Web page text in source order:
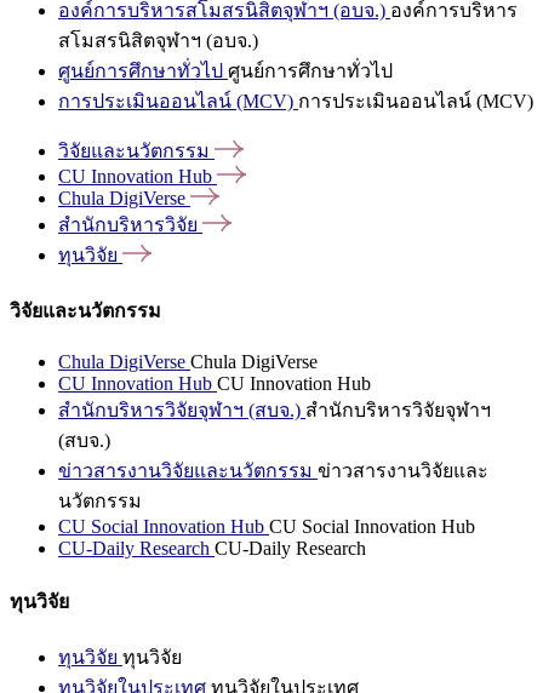
องค์การบริหารสโมสรนิสิตจุฬาฯ (อบจ.) องค์การบริหาร
สโมสรนิสิตจุฬาฯ (อบจ.)
ศูนย์การศึกษาทั่วไป ศูนย์การศึกษาทั่วไป
การประเมินออนไลน์ (MCV) การประเมินออนไลน์ (MCV)
วิจัยและนวัตกรรม
CU Innovation Hub
Chula DigiVerse
สำนักบริหารวิจัย
ทุนวิจัย
วิจัยและนวัตกรรม
Chula DigiVerse Chula DigiVerse
CU Innovation Hub CU Innovation Hub
สำนักบริหารวิจัยจุฬาฯ (สบจ.) สำนักบริหารวิจัยจุฬาฯ
(สบจ.)
ข่าวสารงานวิจัยและนวัตกรรม ข่าวสารงานวิจัยและ
นวัตกรรม
CU Social Innovation Hub CU Social Innovation Hub
CU-Daily Research CU-Daily Research
ทุนวิจัย
ทุนวิจัย ทุนวิจัย
ทุนวิจัยในประเทศ ทุนวิจัยในประเทศ